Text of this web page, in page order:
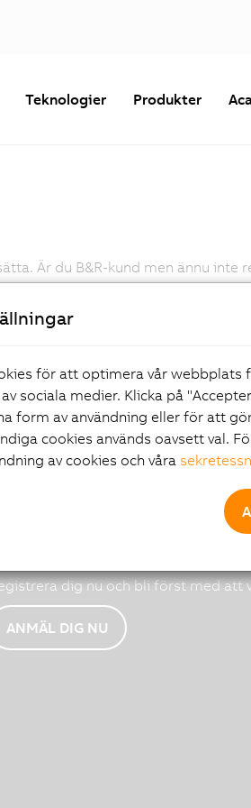
Teknologier Produkter
Är du B&R-kund men ännu
Lösenord
dig nu och bli först med att
ANMÄL DIG NU
för att optimera vår webbplats
sociala medier. Klicka på
form av användning eller för att
cookies används oavsett val.
av cookies och våra